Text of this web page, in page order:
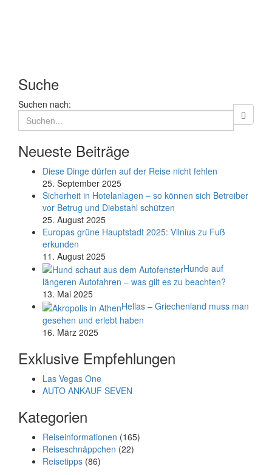
Suche
Suchen nach:
Neueste Beiträge
Diese Dinge dürfen auf der Reise nicht fehlen
25. September 2025
Sicherheit in Hotelanlagen – so können sich Betreiber
vor Betrug und Diebstahl schützen
25. August 2025
Europas grüne Hauptstadt 2025: Vilnius zu Fuß
erkunden
11. August 2025
Hunde auf
längeren Autofahren – was gilt es zu beachten?
13. Mai 2025
Hellas – Griechenland muss man
gesehen und erlebt haben
16. März 2025
Exklusive Empfehlungen
Las Vegas One
AUTO ANKAUF SEVEN
Kategorien
Reiseinformationen (165)
Reiseschnäppchen (22)
Reisetipps (86)